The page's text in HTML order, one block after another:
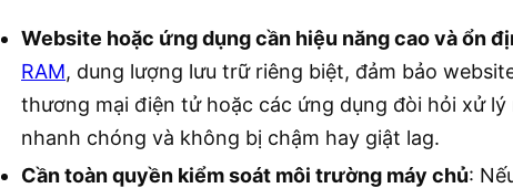
Website hoặc ứng dụng cần hiệu năng cao và ổn
RAM, dung lượng lưu trữ riêng biệt, đảm bảo
thương mại điện tử hoặc các ứng dụng đòi hỏi xử
nhanh chóng và không bị chậm hay giật lag.
Cần toàn quyền kiểm soát môi trường máy chủ: